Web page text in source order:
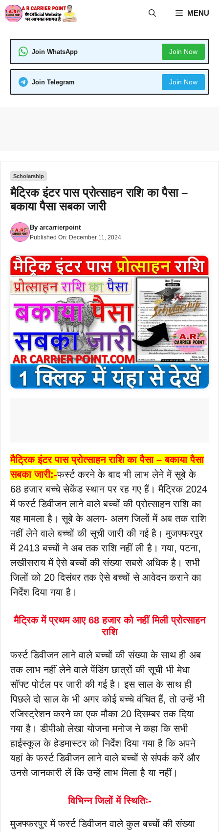
Skip
to
MENU
Join WhatsApp Join Now
Join Telegram Join Now
Scholarship
मैट्रिक इंटर पास प्रोत्साहन राशि का पैसा –
बकाया पैसा सबका जारी
By arcarrierpoint
Published On: December 11, 2024
मैट्रिक इंटर पास प्रोत्साहन राशि का पैसा – बकाया पैसा
सबका जारी:-फर्स्ट करने के बाद भी लाभ लेने में सूबे के
68 हजार बच्चे सेकेंड स्थान पर रह गए हैं। मैट्रिक 2024
में फर्स्ट डिवीजन लाने वाले बच्चों की प्रोत्साहन राशि का
यह मामला है। सूबे के अलग- अलग जिलों में अब तक राशि
नहीं लेने वाले बच्चों की सूची जारी की गई है। मुजफ्फरपुर
में 2413 बच्चों ने अब तक राशि नहीं ली है। गया, पटना,
लखीसराय में ऐसे बच्चों की संख्या सबसे अधिक है। सभी
जिलों को 20 दिसंबर तक ऐसे बच्चों से आवेदन कराने का
निर्देश दिया गया है।
मैट्रिक में प्रथम आए 68 हजार को नहीं मिली प्रोत्साहन
राशि
फर्स्ट डिवीजन लाने वाले बच्चों की संख्या के साथ ही अब
तक लाभ नहीं लेने वाले पेंडिंग छात्रों की सूची भी मेधा
सॉफ्ट पोर्टल पर जारी की गई है। इस साल के साथ ही
पिछले दो साल के भी अगर कोई बच्चे वंचित हैं, तो उन्हें भी
रजिस्ट्रेशन करने का एक मौका 20 दिसम्बर तक दिया
गया है। डीपीओ लेखा योजना मनोज ने कहा कि सभी
हाईस्कूल के हेडमास्टर को निर्देश दिया गया है कि अपने
यहां के फर्स्ट डिवीजन लाने वाले बच्चों से संपर्क करें और
उनसे जानकारी लें कि उन्हें लाभ मिला है या नहीं।
विभिन्न जिलों में स्थितिः-
मुजफ्फरपुर में फर्स्ट डिवीजन वाले कुल बच्चों की संख्या